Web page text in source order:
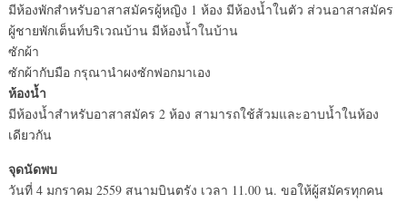
มีห้องพักสำหรับอาสาสมัครผู้หญิง 1 ห้อง มีห้องน้ำในตัว ส่วนอาสาสมัคร
ผู้ชายพักเต็นท์บริเวณบ้าน มีห้องน้ำในบ้าน
ซักผ้า
ซักผ้ากับมือ กรุณานำผงซักฟอกมาเอง
ห้องน้ำ
มีห้องน้ำสำหรับอาสาสมัคร 2 ห้อง สามารถใช้ส้วมและอาบน้ำในห้อง
เดียวกัน
จุดนัดพบ
วันที่ 4 มกราคม 2559 สนามบินตรัง เวลา 11.00 น. ขอให้ผู้สมัครทุกคน